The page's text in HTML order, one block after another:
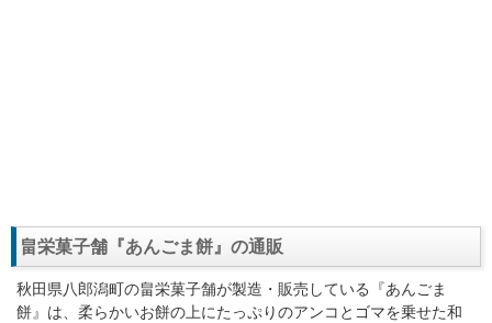
畠栄菓子舗『あんごま餅』の通販
秋田県八郎潟町の畠栄菓子舗が製造・販売している『あんごま
餅』は、柔らかいお餅の上にたっぷりのアンコとゴマを乗せた和